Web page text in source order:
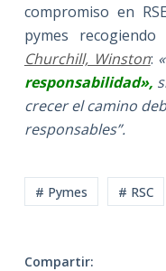
compromiso en
pymes
Churchill, Winston: «
responsabilidad»,
crecer el camino
responsables”.
# Pymes # RSC
Compartir: